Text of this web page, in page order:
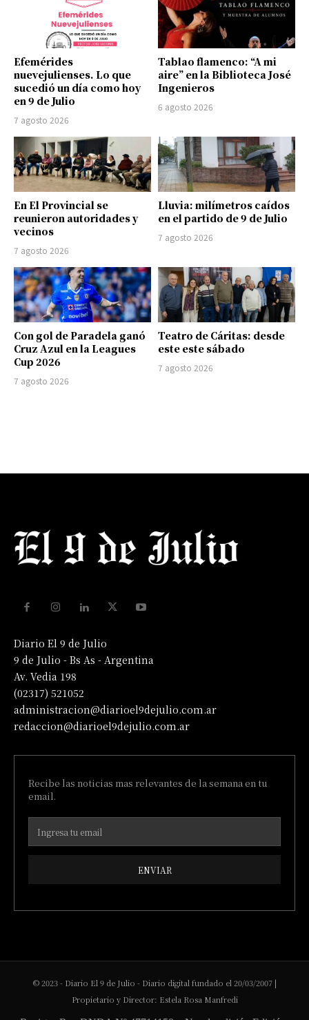
Efemérides
nuevejulienses. Lo que
sucedió un día como hoy
en 9 de Julio
7 agosto 2026
Tablao flamenco: “A mi
aire” en la Biblioteca José
Ingenieros
6 agosto 2026
En El Provincial se
reunieron autoridades y
vecinos
7 agosto 2026
Lluvia: milímetros caídos
en el partido de 9 de Julio
7 agosto 2026
Con gol de Paradela ganó
Cruz Azul en la Leagues
Cup 2026
7 agosto 2026
Teatro de Cáritas: desde
este este sábado
7 agosto 2026
Diario El 9 de Julio
9 de Julio - Bs As - Argentina
Av. Vedia 198
(02317) 521052
administracion@diarioel9dejulio.com.ar
redaccion@diarioel9dejulio.com.ar
Recibe las noticias mas relevantes de la semana en tu
email.
ENVIAR
© 2023 - Diario El 9 de Julio - Diario digital fundado el 20/03/2007 |
Propietario y Director: Estela Rosa Manfredi